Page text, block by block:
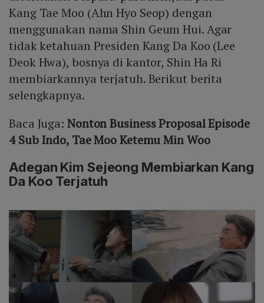
Kang Tae Moo (Ahn Hyo Seop) dengan
menggunakan nama Shin Geum Hui. Agar
tidak ketahuan Presiden Kang Da Koo (Lee
Deok Hwa), bosnya di kantor, Shin Ha Ri
membiarkannya terjatuh. Berikut berita
selengkapnya.
Baca Juga: Nonton Business Proposal Episode
4 Sub Indo, Tae Moo Ketemu Min Woo
Adegan Kim Sejeong Membiarkan Kang
Da Koo Terjatuh